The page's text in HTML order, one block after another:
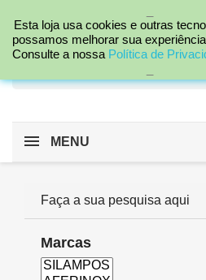

MENU
Faça a sua pesquisa aqui
Marcas
Esta loja usa cookies e outras
possamos melhorar sua
Consulte a nossa Política de